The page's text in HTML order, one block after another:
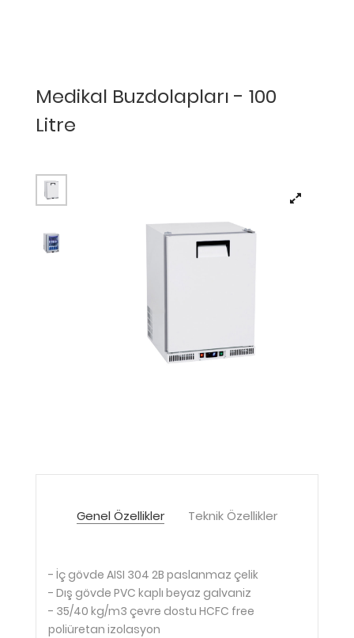
Medikal Buzdolapları - 100
Litre
Genel Özellikler Teknik Özellikler
- İç gövde AISI 304 2B paslanmaz çelik
- Dış gövde PVC kaplı beyaz galvaniz
- 35/40 kg/m3 çevre dostu HCFC free
poliüretan izolasyon